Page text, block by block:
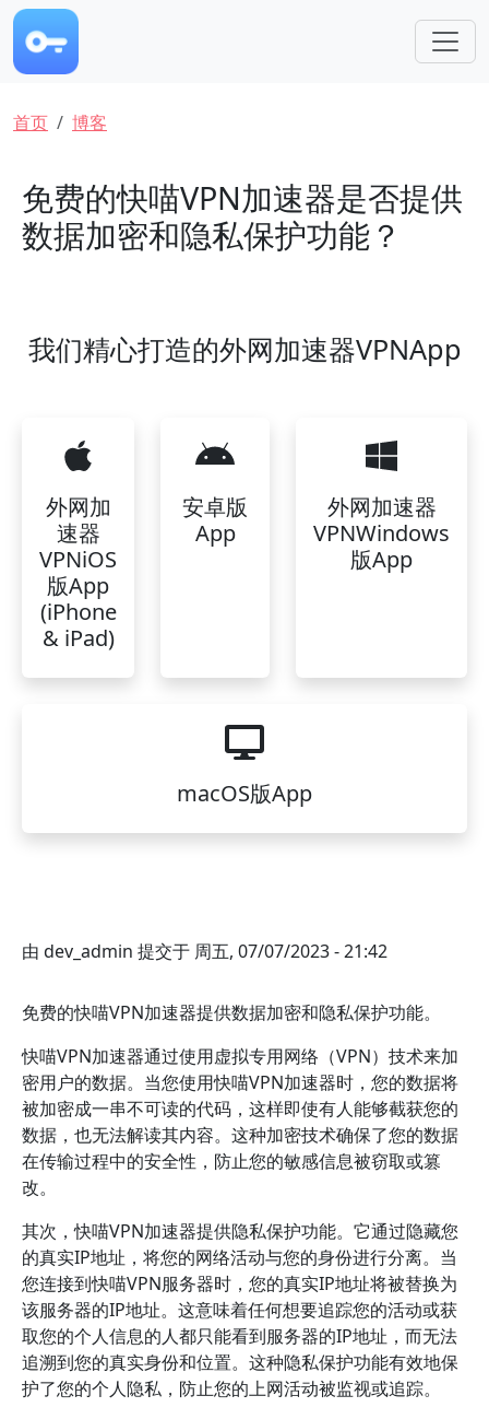
跳转到主要内容
面包屑
首页 博客
免费的快喵VPN加速器是否提供
数据加密和隐私保护功能？
我们精心打造的外网加速器VPNApp
外网加
速器
VPNiOS
版App
(iPhone
& iPad)
安卓版
App
外网加速器
VPNWindows
版App
macOS版App
由 dev_admin 提交于 周五, 07/07/2023 - 21:42
免费的快喵VPN加速器提供数据加密和隐私保护功能。
快喵VPN加速器通过使用虚拟专用网络（VPN）技术来加
密用户的数据。当您使用快喵VPN加速器时，您的数据将
被加密成一串不可读的代码，这样即使有人能够截获您的
数据，也无法解读其内容。这种加密技术确保了您的数据
在传输过程中的安全性，防止您的敏感信息被窃取或篡
改。
其次，快喵VPN加速器提供隐私保护功能。它通过隐藏您
的真实IP地址，将您的网络活动与您的身份进行分离。当
您连接到快喵VPN服务器时，您的真实IP地址将被替换为
该服务器的IP地址。这意味着任何想要追踪您的活动或获
取您的个人信息的人都只能看到服务器的IP地址，而无法
追溯到您的真实身份和位置。这种隐私保护功能有效地保
护了您的个人隐私，防止您的上网活动被监视或追踪。